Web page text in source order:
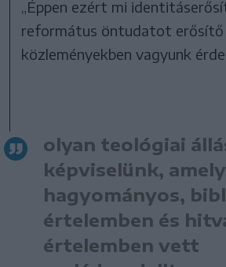
„Éppen ezért mi
református öntudatot erősítő
közleményekben vagyunk
olyan teológiai
képviselünk,
hagyományos,
értelemben és
értelemben vett